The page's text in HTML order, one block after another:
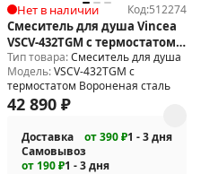
Нет в наличии Код:512274
Смеситель для душа Vincea
VSCV-432TGM с термостатом
Вороненая сталь
Тип товара:Смеситель для душа
Модель:VSCV-432TGM с
термостатом Вороненая сталь
42 890 ₽
Доставка от 390 ₽1 - 3 дня
Самовывоз
от 190 ₽1 - 3 дня